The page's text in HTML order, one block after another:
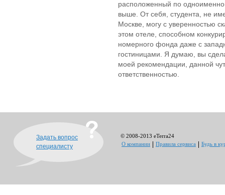
расположенный по
выше. От себя, студента, не
Москве, могу с уверенностью
этом отеле, способном
номерного фонда даже с
гостиницами. Я думаю, вы
моей рекомендации, данной
ответственностью.
Задать вопрос
специалисту
© 2008-2013 eTerra24
О компании
Правила сервиса Будь в